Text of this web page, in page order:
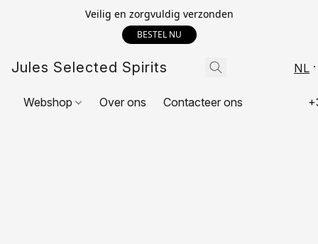
Veilig en zorgvuldig verzonden
BESTEL NU
Jules Selected Spirits NL
Webshop Over ons Contacteer ons